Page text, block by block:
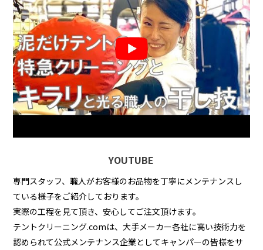
YOUTUBE
専門スタッフ、職人がお客様のお品物を丁寧にメンテナンスし
ている様子をご紹介しております。
実際の工程を見て頂き、安心してご注文頂けます。
テントクリーニング.comは、大手メーカー各社に高い技術力を
認められて公式メンテナンス企業としてキャンパーの皆様をサ